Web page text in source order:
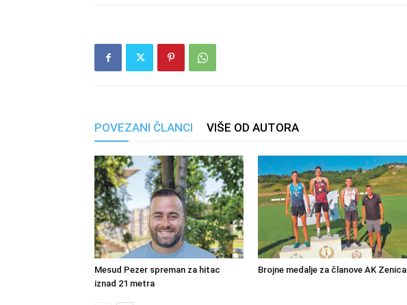
POVEZANI ČLANCI VIŠE OD AUTORA
Mesud Pezer spreman za hitac
iznad 21 metra
Brojne medalje za članove AK Zenica